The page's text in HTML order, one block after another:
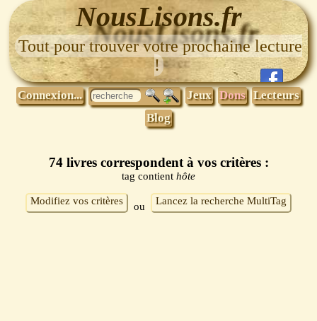
NousLisons.fr
Tout pour trouver votre prochaine lecture
!
Connexion... Jeux Dons Lecteurs
Blog
74 livres correspondent à vos critères :
tag contient hôte
Modifiez vos critères ou Lancez la recherche MultiTag